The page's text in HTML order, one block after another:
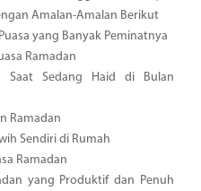
Amalan-Amalan Berikut
yang Banyak Peminatnya
Ramadan
Saat Sedang Haid di Bulan
Ramadan
Sendiri di Rumah
Ramadan
yang Produktif dan Penuh